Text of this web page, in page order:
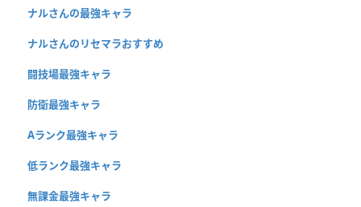
ナルさんの最強キャラ
ナルさんのリセマラおすすめ
闘技場最強キャラ
防衛最強キャラ
Aランク最強キャラ
低ランク最強キャラ
無課金最強キャラ